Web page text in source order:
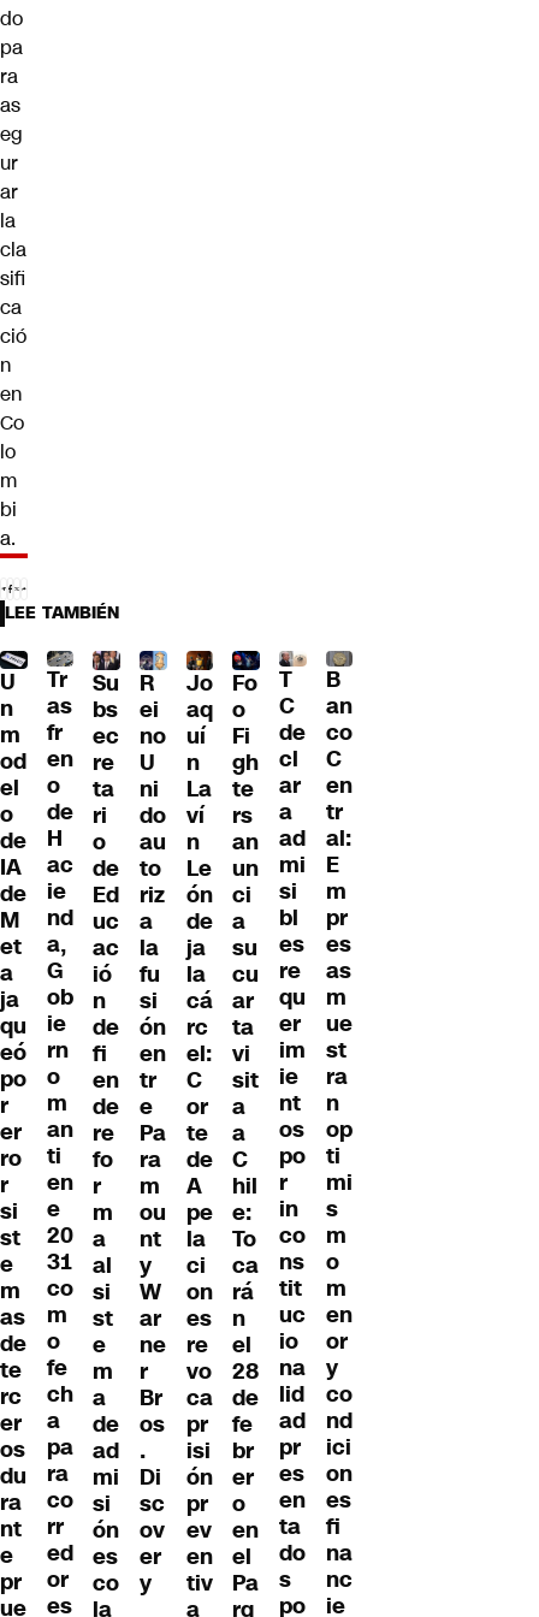
do
pa
ra
as
eg
ur
ar
la
cla
sifi
ca
ció
n
en
Co
lo
m
bi
a.
LEE TAMBIÉN
U
n
m
od
el
o
de
IA
de
M
et
a
ja
qu
eó
po
r
er
ro
r
si
st
e
m
as
de
te
rc
er
os
du
ra
nt
e
pr
ue
Tr
as
fr
en
o
de
H
ac
ie
nd
a,
G
ob
ie
rn
o
m
an
ti
en
e
20
31
co
m
o
fe
ch
a
pa
ra
co
rr
ed
or
es
Su
bs
ec
re
ta
ri
o
de
Ed
uc
ac
ió
n
de
fi
en
de
re
fo
r
m
a
al
si
st
e
m
a
de
ad
mi
si
ón
es
co
la
R
ei
no
U
ni
do
au
to
riz
a
la
fu
si
ón
en
tr
e
Pa
ra
m
ou
nt
y
W
ar
ne
r
Br
os
.
Di
sc
ov
er
y
Jo
aq
uí
n
La
ví
n
Le
ón
de
ja
la
cá
rc
el:
C
or
te
de
A
pe
la
ci
on
es
re
vo
ca
pr
isi
ón
pr
ev
en
tiv
a
Fo
o
Fi
gh
te
rs
an
un
ci
a
su
cu
ar
ta
vi
sit
a
a
C
hil
e:
To
ca
rá
n
el
28
de
fe
br
er
o
en
el
Pa
rq
T
C
de
cl
ar
a
ad
mi
si
bl
es
re
qu
er
im
ie
nt
os
po
r
in
co
ns
tit
uc
io
na
lid
ad
pr
es
en
ta
do
s
po
B
an
co
C
en
tr
al:
E
m
pr
es
as
m
ue
st
ra
n
op
ti
mi
s
m
o
m
en
or
y
co
nd
ici
on
es
fi
na
nc
ie